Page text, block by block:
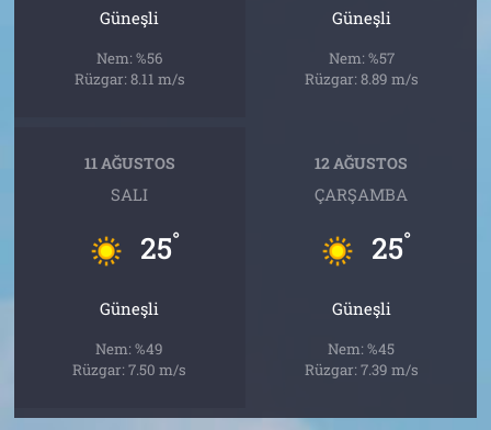
Güneşli
Nem: %56
Rüzgar: 8.11 m/s
Güneşli
Nem: %57
Rüzgar: 8.89 m/s
11 AĞUSTOS
SALI
25°
Güneşli
Nem: %49
Rüzgar: 7.50 m/s
12 AĞUSTOS
ÇARŞAMBA
25°
Güneşli
Nem: %45
Rüzgar: 7.39 m/s